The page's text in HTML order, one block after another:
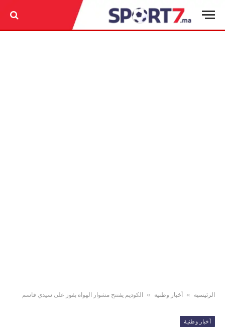
الرئيسية » أخبار وطنية » الكوديم يفتتح مشوار الهواة بفوز على سيدي قاسم
أخبار وطنية